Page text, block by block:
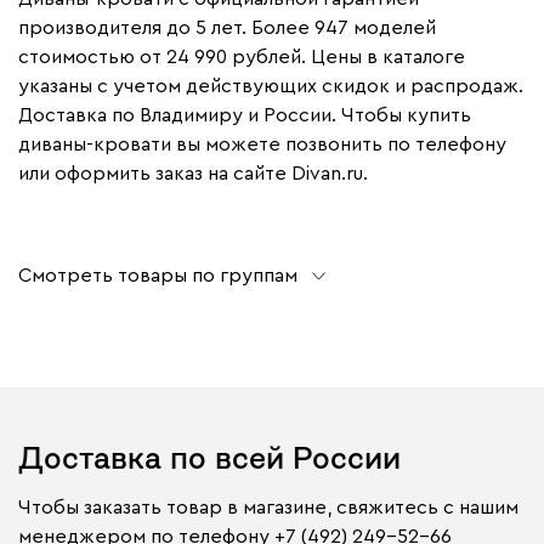
производителя до 5 лет. Более 947 моделей
стоимостью от 24 990 рублей. Цены в каталоге
указаны с учетом действующих скидок и распродаж.
Доставка по Владимиру и России. Чтобы купить
диваны-кровати вы можете позвонить по телефону
или оформить заказ на сайте Divan.ru.
Смотреть товары по группам
Доставка по всей России
Чтобы заказать товар в магазине, свяжитесь с нашим
менеджером по телефону +7 (492) 249-52-66